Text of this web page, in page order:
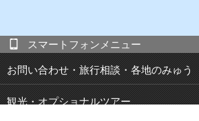
スマートフォンメニュー
お問い合わせ・旅行相談・各地のみゅう
観光・オプショナルツアー